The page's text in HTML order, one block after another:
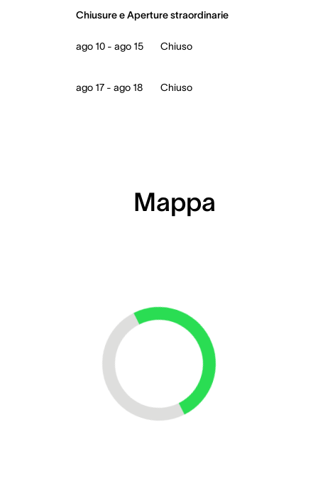
Chiusure e Aperture straordinarie
ago 10 - ago 15 Chiuso
ago 17 - ago 18 Chiuso
Mappa
Loading...